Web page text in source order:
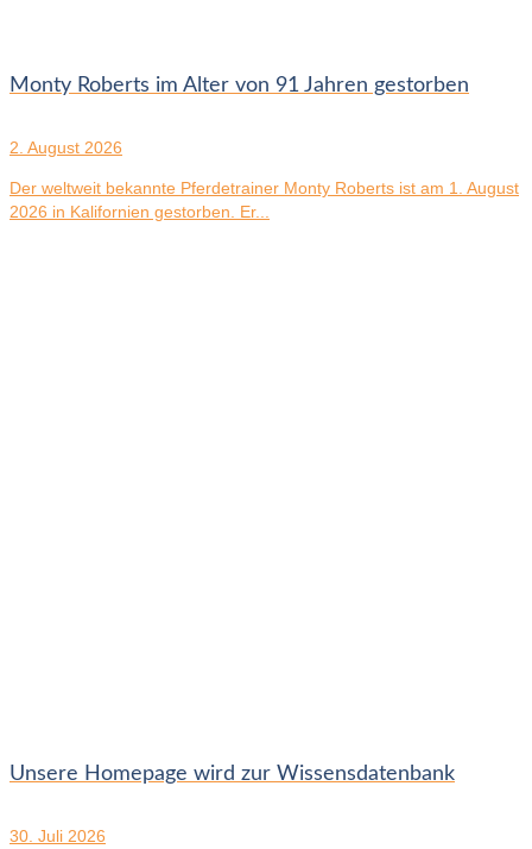
Monty Roberts im Alter von 91 Jahren gestorben
2. August 2026
Der weltweit bekannte Pferdetrainer Monty Roberts ist am 1. August
2026 in Kalifornien gestorben. Er...
Unsere Homepage wird zur Wissensdatenbank
30. Juli 2026